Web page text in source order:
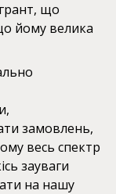
що
йому велика
замовлень,
весь спектр
зауваги
на нашу